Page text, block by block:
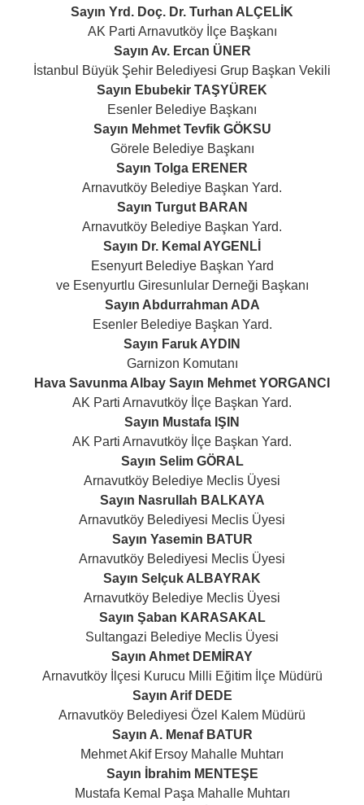
Sayın Yrd. Doç. Dr. Turhan ALÇELİK
AK Parti Arnavutköy İlçe Başkanı
Sayın Av. Ercan ÜNER
İstanbul Büyük Şehir Belediyesi Grup Başkan Vekili
Sayın Ebubekir TAŞYÜREK
Esenler Belediye Başkanı
Sayın Mehmet Tevfik GÖKSU
Görele Belediye Başkanı
Sayın Tolga ERENER
Arnavutköy Belediye Başkan Yard.
Sayın Turgut BARAN
Arnavutköy Belediye Başkan Yard.
Sayın Dr. Kemal AYGENLİ
Esenyurt Belediye Başkan Yard
ve Esenyurtlu Giresunlular Derneği Başkanı
Sayın Abdurrahman ADA
Esenler Belediye Başkan Yard.
Sayın Faruk AYDIN
Garnizon Komutanı
Hava Savunma Albay Sayın Mehmet YORGANCI
AK Parti Arnavutköy İlçe Başkan Yard.
Sayın Mustafa IŞIN
AK Parti Arnavutköy İlçe Başkan Yard.
Sayın Selim GÖRAL
Arnavutköy Belediye Meclis Üyesi
Sayın Nasrullah BALKAYA
Arnavutköy Belediyesi Meclis Üyesi
Sayın Yasemin BATUR
Arnavutköy Belediyesi Meclis Üyesi
Sayın Selçuk ALBAYRAK
Arnavutköy Belediye Meclis Üyesi
Sayın Şaban KARASAKAL
Sultangazi Belediye Meclis Üyesi
Sayın Ahmet DEMİRAY
Arnavutköy İlçesi Kurucu Milli Eğitim İlçe Müdürü
Sayın Arif DEDE
Arnavutköy Belediyesi Özel Kalem Müdürü
Sayın A. Menaf BATUR
Mehmet Akif Ersoy Mahalle Muhtarı
Sayın İbrahim MENTEŞE
Mustafa Kemal Paşa Mahalle Muhtarı